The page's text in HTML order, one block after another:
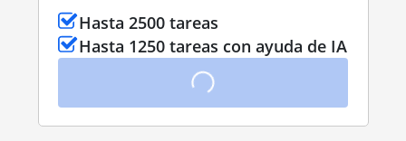
Hasta 2500 tareas
Hasta 1250 tareas con ayuda de IA